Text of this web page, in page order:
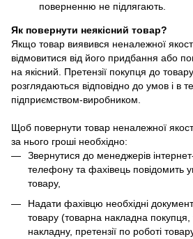
поверненню не підлягають.
Як повернути неякісний товар?
Якщо товар виявився неналежної
відмовитися від його придбання або
на якісний. Претензії покупця до
розглядаються відповідно до умов і в
підприємством-виробником.
Щоб повернути товар неналежної
за нього гроші необхідно:
Звернутися до менеджерів
телефону та фахівець повідомить
товару,
Надати фахівцю необхідні
товару (товарна накладна
накладну, претензії по роботі